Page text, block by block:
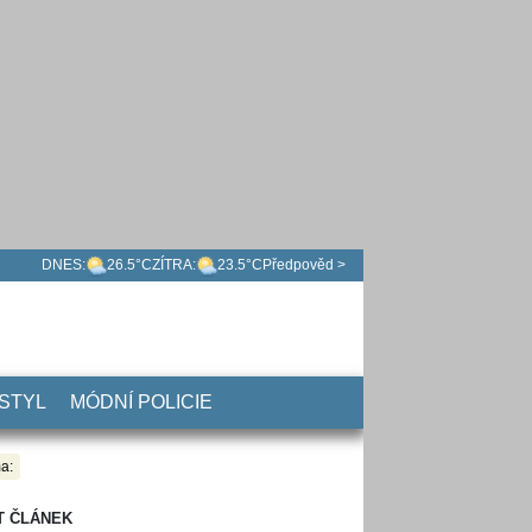
DNES: 26.5°CZÍTRA: 23.5°C Předpověd >
MÓDNÍ POLICIE
ČLÁNEK